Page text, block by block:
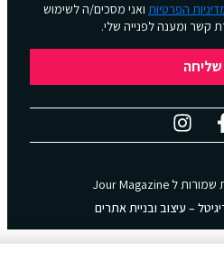
הפרטיותואני מסכים/ה לשימוש
ומענה לפנייה שלי.
Jour Magazine